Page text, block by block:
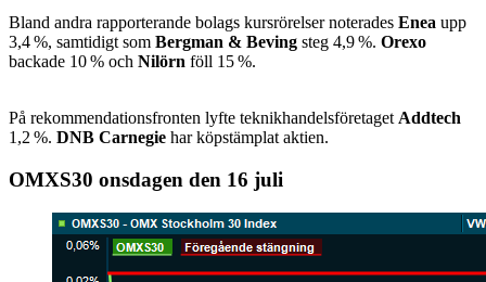
Bland andra rapporterande bolags kursrörelser noterades Enea upp
3,4 %, samtidigt som Bergman & Beving steg 4,9 %. Orexo
backade 10 % och Nilörn föll 15 %.
På rekommendationsfronten lyfte teknikhandelsföretagetAddtech
1,2 %. DNB Carnegie har köpstämplat aktien.
OMXS30 onsdagen den 16 juli